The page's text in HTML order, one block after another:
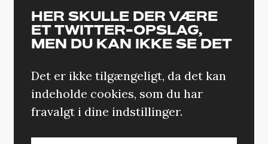
HER SKULLE DER VÆRE
ET TWITTER-OPSLAG,
MEN DU KAN IKKE SE DET
Det er ikke tilgængeligt, da det kan
indeholde cookies, som du har
fravalgt i dine indstillinger.